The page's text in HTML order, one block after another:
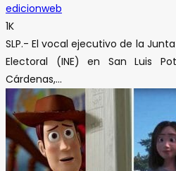
edicionweb
1K
SLP.- El vocal ejecutivo de la
Electoral (INE) en San Luis
Cárdenas,...